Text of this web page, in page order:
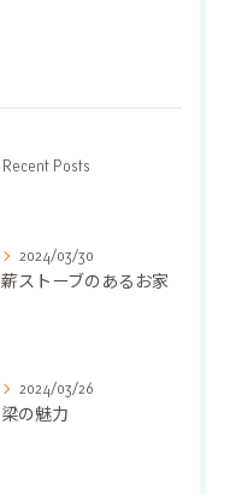
Recent Posts
2024/03/30
薪ストーブのあるお家
2024/03/26
梁の魅力